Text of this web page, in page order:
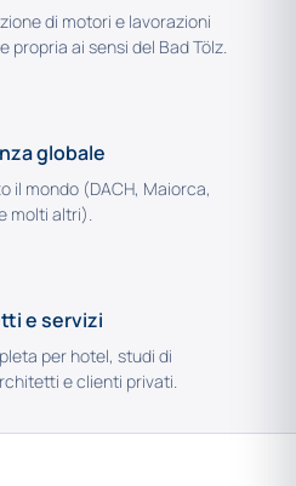
di motori e lavorazioni
ai sensi del Bad Tölz.
globale
il mondo (DACH, Maiorca,
molti altri).
e servizi
per hotel, studi di
e clienti privati.